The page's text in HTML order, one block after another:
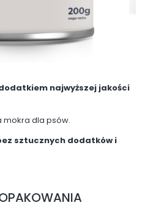
najwyższej jakości
mokra dla psów.
sztucznych dodatków i